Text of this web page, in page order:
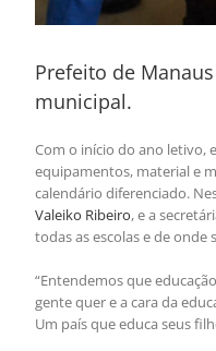
Prefeito de
municipal.
Com o início do ano letivo,
equipamentos, material e
calendário diferenciado.
Valeiko Ribeiro, e a
todas as escolas e de onde
“Entendemos que
gente quer e a cara da
Um país que educa seus